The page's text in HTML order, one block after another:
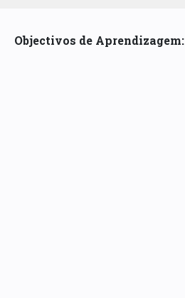
Objectivos de Aprendizagem: